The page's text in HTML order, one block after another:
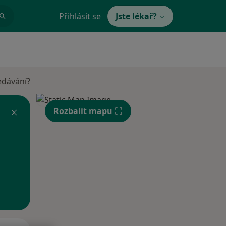
Přihlásit se Jste lékař?
Rozbalit mapu